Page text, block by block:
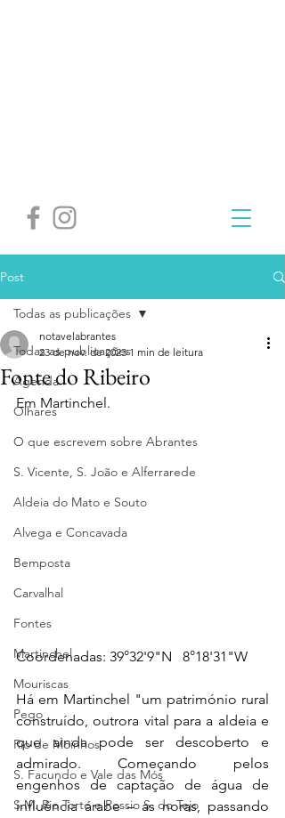
Post
Todas as publicações
Agenda
Olhares
O que escrevem sobre Abrantes
S. Vicente, S. João e Alferrarede
Aldeia do Mato e Souto
Alvega e Concavada
Bemposta
Carvalhal
Fontes
Martinchel
Mouriscas
Pego
Rio de Moinhos
S. Facundo e Vale das Mós
S.M. Rio Torto e Rossio S. do Tejo
Todas as publicações
Fonte do Ribeiro
notavelabrantes
23 de nov. de 2023 1 min de leitura
Em Martinchel.
Coordenadas: 39°32'9"N   8°18'31"W
Há em Martinchel "um património rural
construído, outrora vital para a aldeia e
que ainda pode ser descoberto e
admirado. Começando pelos
engenhos de captação de água de
influência árabe – as noras, passando